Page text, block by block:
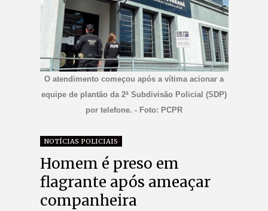
O atendimento começou após a vítima acionar a
equipe de plantão da 2ª Subdivisão Policial (SDP)
por telefone. - Foto: PCPR
NOTÍCIAS POLICIAIS
Homem é preso em
flagrante após ameaçar
companheira